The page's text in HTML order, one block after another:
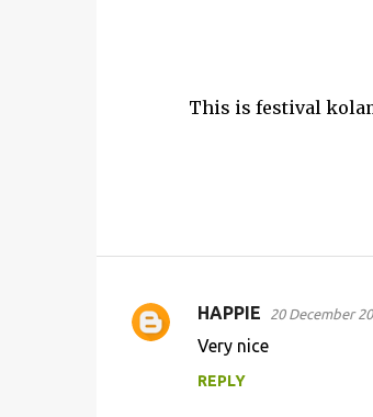
This is festival kolam -
C
HAPPIE 20 December
Very nice
REPLY